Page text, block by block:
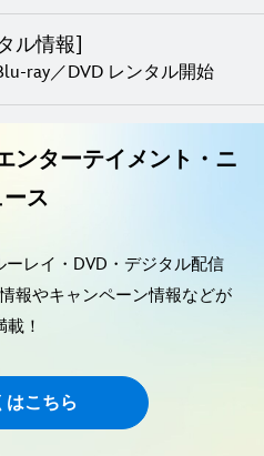
ル情報]
ray／DVD レンタル開始
ンターテイメント・ニ
ース
レイ・DVD・デジタル配信
報やキャンペーン情報などが
載！
はこちら